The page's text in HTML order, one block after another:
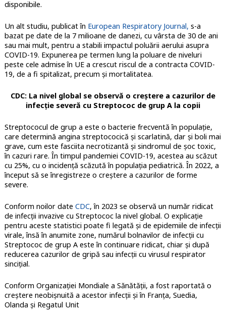
disponibile.
Un alt studiu, publicat în European Respiratory Journal, s-a
bazat pe date de la 7 milioane de danezi, cu vârsta de 30 de ani
sau mai mult, pentru a stabili impactul poluării aerului asupra
COVID-19. Expunerea pe termen lung la poluare de niveluri
peste cele admise în UE a crescut riscul de a contracta COVID-
19, de a fi spitalizat, precum și mortalitatea.
CDC: La nivel global se observă o creștere a cazurilor de
infecție severă cu Streptococ de grup A la copii
Streptococul de grup a este o bacterie frecventă în populație,
care determină angina streptococică și scarlatină, dar și boli mai
grave, cum este fasciita necrotizantă și sindromul de șoc toxic,
în cazuri rare. În timpul pandemiei COVID-19, acestea au scăzut
cu 25%, cu o incidență scăzută în populația pediatrică. În 2022, a
început să se înregistreze o creștere a cazurilor de forme
severe.
Conform noilor date CDC, în 2023 se observă un număr ridicat
de infecții invazive cu Streptococ la nivel global. O explicație
pentru aceste statistici poate fi legată și de epidemiile de infecții
virale, însă în anumite zone, numărul bolnavilor de infecții cu
Streptococ de grup A este în continuare ridicat, chiar și după
reducerea cazurilor de gripă sau infecții cu virusul respirator
sincițial.
Conform Organizației Mondiale a Sănătății, a fost raportată o
creștere neobișnuită a acestor infecții și în Franța, Suedia,
Olanda și Regatul Unit